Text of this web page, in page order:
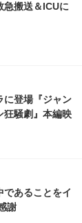
急搬送＆ICUに
に登場『ジャン
狂騒劇』本編映
であることをイ
謝